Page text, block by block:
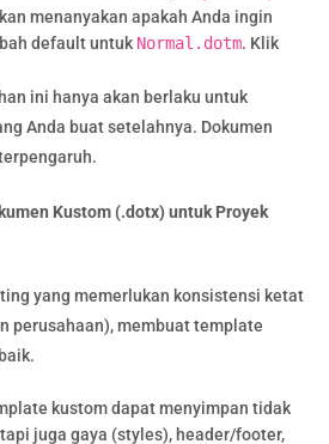
menanyakan apakah Anda ingin
default untuk Normal.dotm. Klik
ini hanya akan berlaku untuk
Anda buat setelahnya. Dokumen
Kustom (.dotx) untuk Proyek
yang memerlukan konsistensi ketat
perusahaan), membuat template
kustom dapat menyimpan tidak
juga gaya (styles), header/footer,